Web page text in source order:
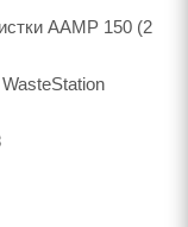
AAMP 150 (2